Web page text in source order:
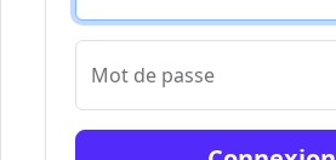
Mot de passe